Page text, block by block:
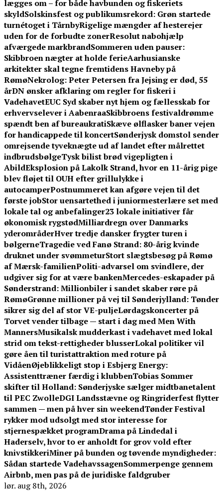
lægges om – for både havbunden og fiskeriets
skyldSolskinsfest og publikumsrekord: Grøn startede
turnétoget i TårnbyRigelige mængder af hesterejer
uden for de forbudte zonerResolut nabohjælp
afværgede markbrandSommeren uden pauser:
Skibbroen nægter at holde ferieAarhusianske
arkitekter skal tegne fremtidens Havneby på
RømøNekrolog: Peter Petersen fra Jejsing er død, 55
årDN ønsker afklaring om regler for fiskeri i
VadehavetEUC Syd skaber nyt hjem og fællesskab for
erhvervselever i AabenraaSkibbroens festivaldrømme
spændt ben af bureaukratiSkæve ølflasker baner vejen
for handicappede til koncertSønderjysk domstol sender
omrejsende tyveknægte ud af landet efter målrettet
indbrudsbølgeTysk bilist brød vigepligten i
AbildEksplosion på Lakolk Strand, hvor en 11-årig pige
blev fløjet til OUH efter grillulykke i
autocamperPostnummeret kan afgøre vejen til det
første jobStor uensartethed i juniormesterlære set med
lokale tal og anbefalinger23 lokale initiativer får
økonomisk rygstødMilliardregn over Danmarks
yderområderHver tredje dansker frygter turen i
bølgerneTragedie ved Fanø Strand: 80-årig kvinde
druknet under svømmeturStort slægtsbesøg på Rømø
af Mærsk-familienPoliti-advarsel om svindlere, der
udgiver sig for at være bankenMercedes-eskapader på
Sønderstrand: Millionbiler i sandet skaber røre på
RømøGrønne millioner på vej til Sønderjylland: Tønder
sikrer sig del af stor VE-puljeLørdagskoncerter på
Torvet vender tilbage — start i dag med Men With
MannersMusikalsk mudderkast i vadehavet med lokal
strid om tekst-rettigheder blusserLokal politiker vil
gøre åen til turistattraktion med roture på
VidåenØjeblikkeligt stop i Esbjerg Energy:
Assistenttræner færdig i klubbenTobias Sommer
skifter til Holland: Sønderjyske sælger midtbanetalent
til PEC ZwolleDGI Landsstævne og Ringriderfest flytter
sammen — men på hver sin weekendTønder Festival
rykker mod udsolgt med stor interesse for
stjernespækket programDrama på Lindedal i
Haderselv, hvor to er anholdt for grov vold efter
knivstikkeriMiner på bunden og tøvende myndigheder:
Sådan startede VadehavssagenSommerpenge gennem
Airbnb, men pas på de juridiske faldgruber
lør. aug 8th, 2026